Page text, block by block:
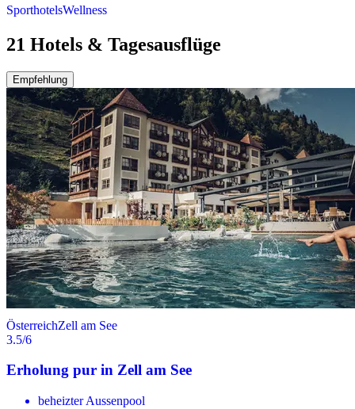
SporthotelsWellness
21 Hotels & Tagesausflüge
Empfehlung
ÖsterreichZell am See
3.5/6
Erholung pur in Zell am See
beheizter Aussenpool